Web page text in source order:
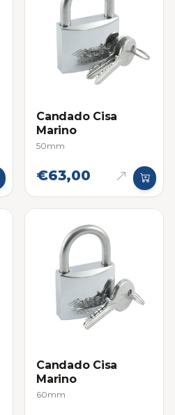
Candado Cisa
Marino
50mm
€63,00
Candado Cisa
Marino
60mm